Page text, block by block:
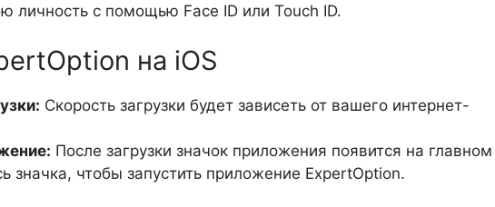
личность с помощью Face ID или Touch ID.
на iOS
Скорость загрузки будет зависеть от вашего интернет-
После загрузки значок приложения появится на главном
значка, чтобы запустить приложение ExpertOption.